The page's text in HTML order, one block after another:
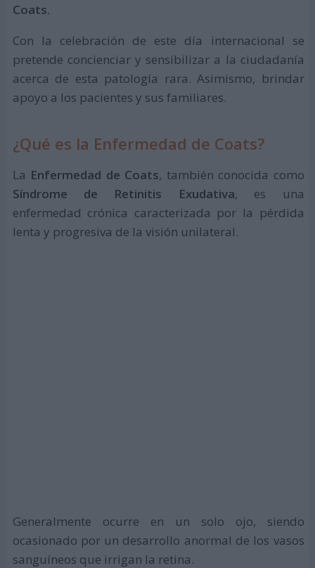
Coats.
Con la celebración de este día internacional se
pretende concienciar y sensibilizar a la ciudadanía
acerca de esta patología rara. Asimismo, brindar
apoyo a los pacientes y sus familiares.
¿Qué es la Enfermedad de Coats?
La Enfermedad de Coats, también conocida como
Síndrome de Retinitis Exudativa, es una
enfermedad crónica caracterizada por la pérdida
lenta y progresiva de la visión unilateral.
Generalmente ocurre en un solo ojo, siendo
ocasionado por un desarrollo anormal de los vasos
sanguíneos que irrigan la retina.